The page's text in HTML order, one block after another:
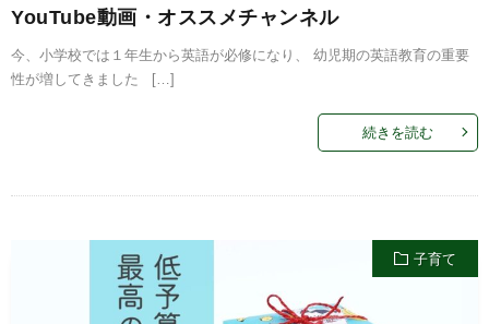
YouTube動画・オススメチャンネル
今、小学校では１年生から英語が必修になり、 幼児期の英語教育の重要
性が増してきました […]
続きを読む
子育て